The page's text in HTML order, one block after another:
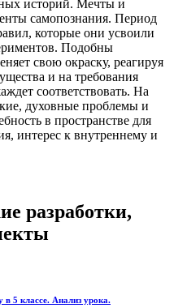
историй. Мечты и
самопознания. Период
которые они усвоили
Подобны
свою окраску, реагируя
и на требования
соответствовать. На
духовные проблемы и
в пространстве для
интерес к внутреннему и
разработки,
в 5 классе. Анализ урока.